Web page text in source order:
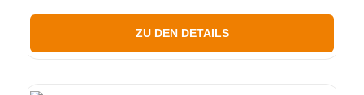
ZU DEN DETAILS